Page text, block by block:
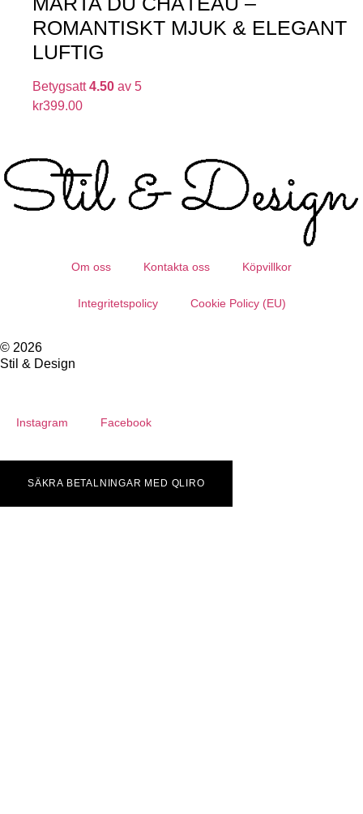
ROMANTISKT MJUK & ELEGANT
LUFTIG
Betygsatt4.50 av 5
kr399.00
Om oss Kontakta oss Köpvillkor
Integritetspolicy Cookie Policy (EU)
© 2026
Stil & Design
Instagram Facebook
SÄKRA BETALNINGAR MED QLIRO